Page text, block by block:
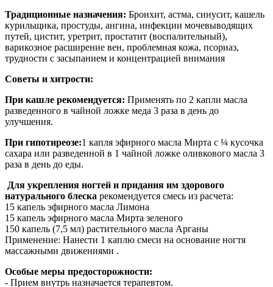
Традиционные назначения: Бронхит, астма, синусит, кашель
курильщика, простуды, ангина, инфекции мочевыводящих
путей, цистит, уретрит, простатит (воспалительный),
варикозное расширение вен, проблемная кожа, псориаз,
трудности с засыпанием и концентрацией внимания
Советы и хитрости:
При кашле рекомендуется: Применять по 2 капли масла
разведенного в чайной ложке меда 3 раза в день до
улучшения.
При гипотиреозе:1 капля эфирного масла Мирта с ¼ кусочка
сахара или разведенной в 1 чайной ложке оливкового масла 3
раза в день до еды.
Для укрепления ногтей и придания им здорового
натурального блеска рекомендуется смесь из расчета:
15 капель эфирного масла Лимона
15 капель эфирного масла Мирта зеленого
150 капель (7,5 мл) растительного масла Арганы
Применение: Нанести 1 каплю смеси на основание ногтя
массажными движениями .
Особые меры предосторожности:
- Прием внутрь назначается терапевтом.